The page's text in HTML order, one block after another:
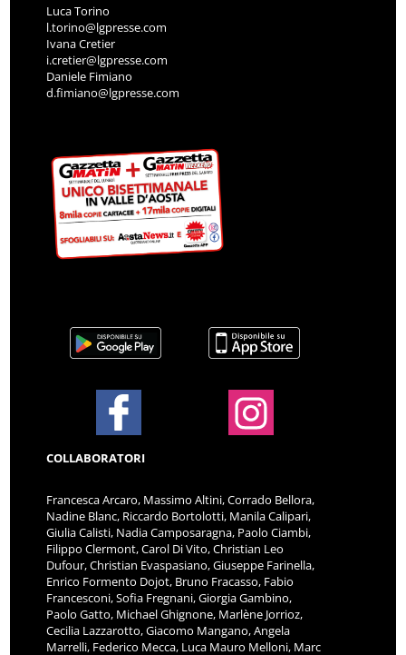
Luca Torino
l.torino@lgpresse.com
Ivana Cretier
i.cretier@lgpresse.com
Daniele Fimiano
d.fimiano@lgpresse.com
COLLABORATORI
Francesca Arcaro, Massimo Altini, Corrado Bellora,
Nadine Blanc, Riccardo Bortolotti, Manila Calipari,
Giulia Calisti, Nadia Camposaragna, Paolo Ciambi,
Filippo Clermont, Carol Di Vito, Christian Leo
Dufour, Christian Evaspasiano, Giuseppe Farinella,
Enrico Formento Dojot, Bruno Fracasso, Fabio
Francesconi, Sofia Fregnani, Giorgia Gambino,
Paolo Gatto, Michael Ghignone, Marlène Jorrioz,
Cecilia Lazzarotto, Giacomo Mangano, Angela
Marrelli, Federico Mecca, Luca Mauro Melloni, Marc